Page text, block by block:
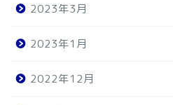
2023年3月
2023年1月
2022年12月